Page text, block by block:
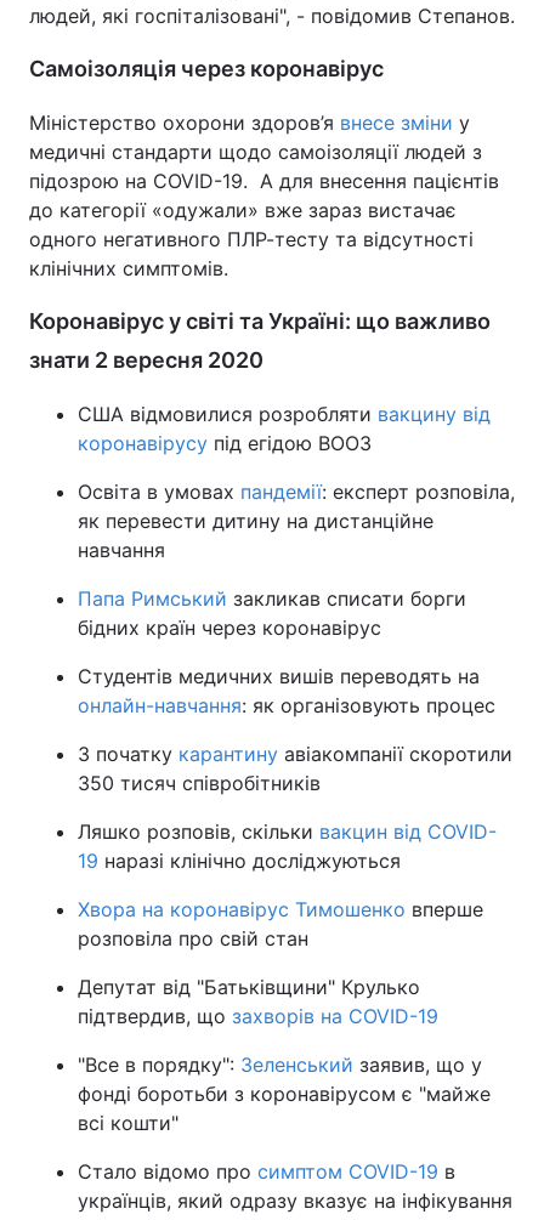
людей, які госпіталізовані", - повідомив Степанов.
Самоізоляція через коронавірус
Міністерство охорони здоров’я внесе зміни у
медичні стандарти щодо самоізоляції людей з
підозрою на СOVID-19. А для внесення пацієнтів
до категорії «одужали» вже зараз вистачає
одного негативного ПЛР-тесту та відсутності
клінічних симптомів.
Коронавірус у світі та Україні: що важливо
знати 2 вересня 2020
США відмовилися розробляти вакцину від
коронавірусу під егідою ВООЗ
Освіта в умовах пандемії: експерт розповіла,
як перевести дитину на дистанційне
навчання
Папа Римський закликав списати борги
бідних країн через коронавірус
Студентів медичних вишів переводять на
онлайн-навчання: як організовують процес
З початку карантину авіакомпанії скоротили
350 тисяч співробітників
Ляшко розповів, скільки вакцин від COVID-
19 наразі клінічно досліджуються
Хвора на коронавірус Тимошенко вперше
розповіла про свій стан
Депутат від "Батьківщини" Крулько
підтвердив, що захворів на COVID-19
"Все в порядку": Зеленський заявив, що у
фонді боротьби з коронавірусом є "майже
всі кошти"
Стало відомо про симптом COVID-19 в
українців, який одразу вказує на інфікування